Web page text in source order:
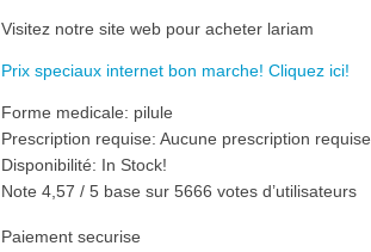
Visitez notre site web pour acheter lariam
Prix speciaux internet bon marche! Cliquez ici!
Forme medicale: pilule
Prescription requise: Aucune prescription requise
Disponibilité: In Stock!
Note 4,57 / 5 base sur 5666 votes d’utilisateurs
Paiement securise